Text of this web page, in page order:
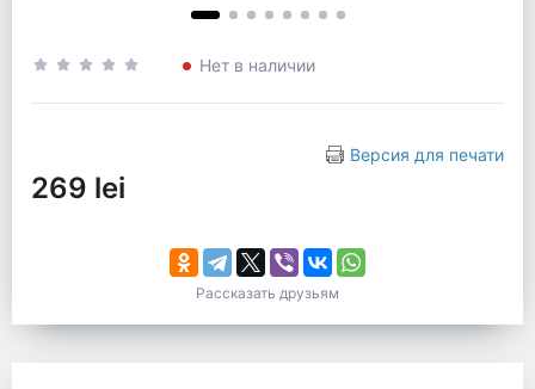
Нет в наличии
Версия для печати
269 lei
Рассказать друзьям